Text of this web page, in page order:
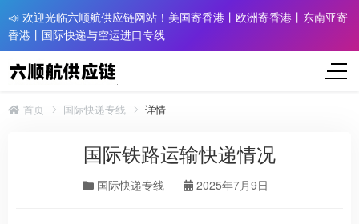
📣 欢迎光临六顺航供应链网站！美国寄香港丨欧洲寄香港丨东南亚寄
香港丨国际快递与空运进口专线
首页 国际快递专线 详情
国际铁路运输快递情况
国际快递专线 2025年7月9日